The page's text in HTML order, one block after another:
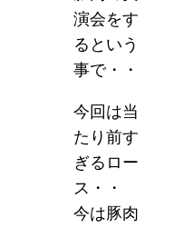
演会をす
るという
事で・・
今回は当
たり前す
ぎるロー
ス・・
今は豚肉